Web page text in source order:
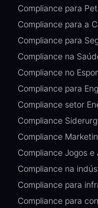
Compliance para
Compliance para a
Compliance para
Compliance na
Compliance no
Compliance para
Compliance setor
Compliance
Compliance
Compliance Jogos
Compliance na
Compliance para
Compliance para